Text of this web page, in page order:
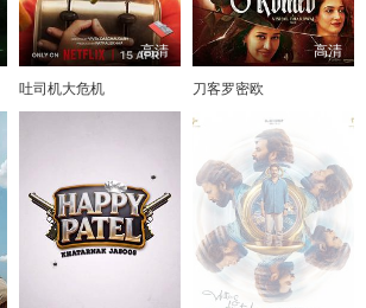
高清
吐司机大危机
高清
刀客罗密欧